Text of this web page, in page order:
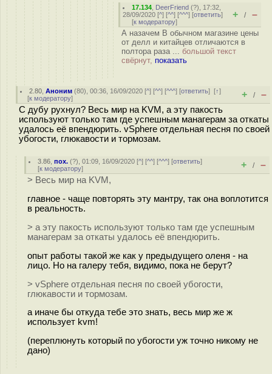
17.134 DeerFriend (?), 17:32,
28/09/2020 [^] [^^] [^^^] [ответить]
[к модератору]
+ / –
А назачем В обычном магазине цены
от делл и китайцев отличаются в
полтора раза ... большой текст
свёрнут, показать
2.80 ,Аноним (80), 00:36, 16/09/2020 [^] [^^] [^^^] [ответить][↑]
[к модератору] + / –
С дубу рухнул? Весь мир на KVM, а эту пакость
используют только там где успешным манагерам за откаты
удалось её впендюрить. vSphere отдельная песня по своей
убогости, глюкавости и тормозам.
3.86 ,пох. (?), 01:09, 16/09/2020 [^] [^^] [^^^] [ответить]
[к модератору] + / –
> Весь мир на KVM,
главное - чаще повторять эту мантру, так она воплотится
в реальность.
> а эту пакость используют только там где успешным
манагерам за откаты удалось её впендюрить.
опыт работы такой же как у предыдущего оленя - на
лицо. Но на галеру тебя, видимо, пока не берут?
> vSphere отдельная песня по своей убогости,
глюкавости и тормозам.
а иначе бы откуда тебе это знать, весь мир же ж
использует kvm!
(переплюнуть который по убогости уж точно никому не
дано)